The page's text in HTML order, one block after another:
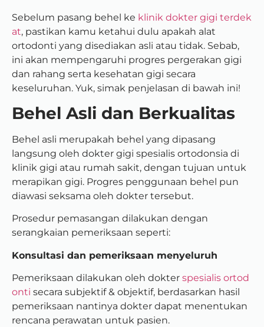
Sebelum pasang behel ke klinik dokter gigi terdek
at, pastikan kamu ketahui dulu apakah alat
ortodonti yang disediakan asli atau tidak. Sebab,
ini akan mempengaruhi progres pergerakan gigi
dan rahang serta kesehatan gigi secara
keseluruhan. Yuk, simak penjelasan di bawah ini!
Behel Asli dan Berkualitas
Behel asli merupakah behel yang dipasang
langsung oleh dokter gigi spesialis ortodonsia di
klinik gigi atau rumah sakit, dengan tujuan untuk
merapikan gigi. Progres penggunaan behel pun
diawasi seksama oleh dokter tersebut.
Prosedur pemasangan dilakukan dengan
serangkaian pemeriksaan seperti:
Konsultasi dan pemeriksaan menyeluruh
Pemeriksaan dilakukan oleh dokter spesialis ortod
onti secara subjektif & objektif, berdasarkan hasil
pemeriksaan nantinya dokter dapat menentukan
rencana perawatan untuk pasien.